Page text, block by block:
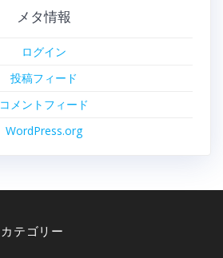
メタ情報
ログイン
投稿フィード
コメントフィード
WordPress.org
カテゴリー